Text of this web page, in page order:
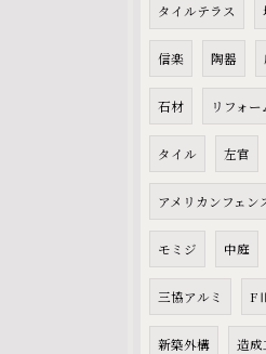
タイルテラス
信楽 陶器
石材 リフォ
タイル 左官
アメリカンフェン
モミジ 中庭
三協アルミ FⅡ
新築外構 造成